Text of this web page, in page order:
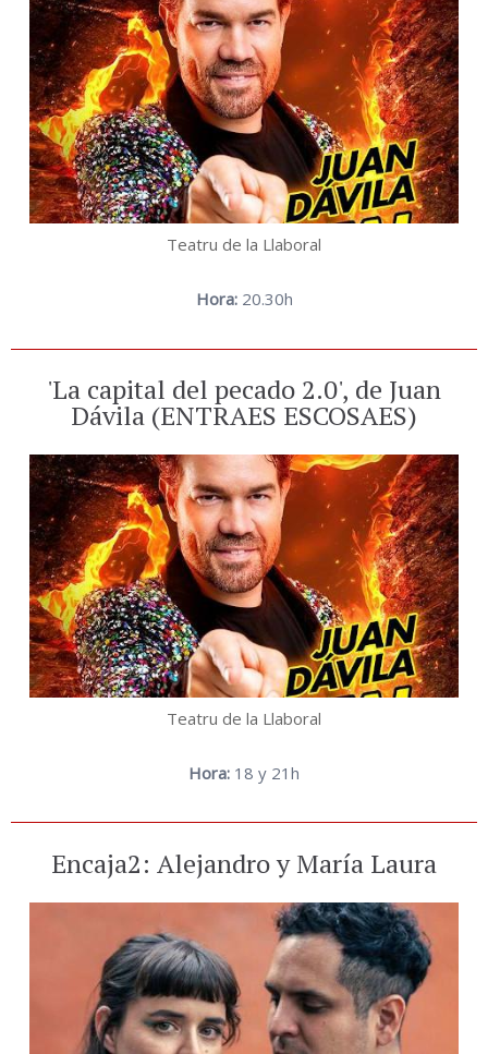
Teatru de la Llaboral
Hora:20.30h
'La capital del pecado 2.0', de Juan
Dávila (ENTRAES ESCOSAES)
Teatru de la Llaboral
Hora: 18 y 21h
Encaja2: Alejandro y María Laura